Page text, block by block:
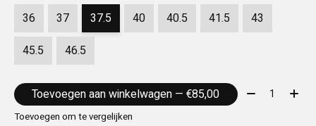
36 37 37.5 40 40.5 41.5
43
45.5
46.5
Toevoegen aan winkelwagen — €85,00 Aantal:
Toevoegen om te vergelijken